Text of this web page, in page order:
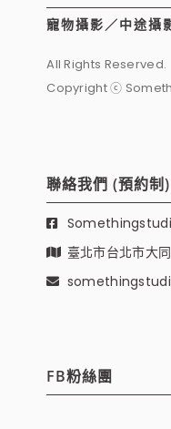
寵物攝影／中途攝
All Rights Reserved.
Copyright ⓒ
聯絡我們 (預約制)
臺北市台北市大
FB粉絲團